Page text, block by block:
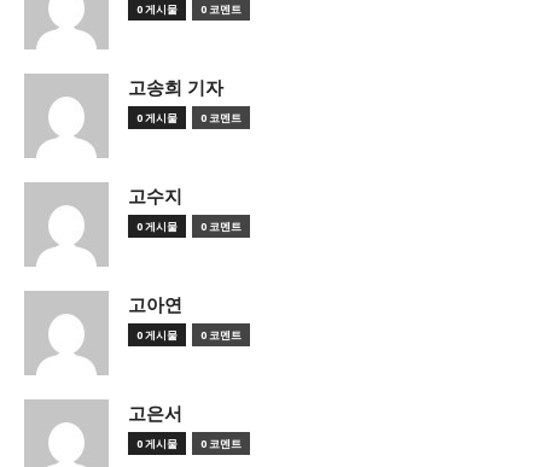
0 게시물 0 코멘트
고송희 기자
0 게시물 0 코멘트
고수지
0 게시물 0 코멘트
고아연
0 게시물 0 코멘트
고은서
0 게시물 0 코멘트